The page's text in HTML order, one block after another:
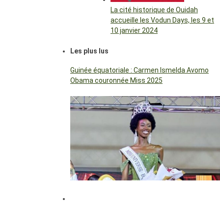
La cité historique de Ouidah
accueille les Vodun Days, les 9 et
10 janvier 2024
Les plus lus
Guinée équatoriale : Carmen Ismelda Avomo
Obama couronnée Miss 2025